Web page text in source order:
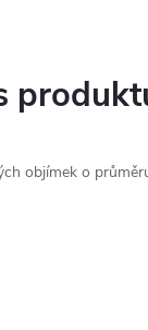
objímek o